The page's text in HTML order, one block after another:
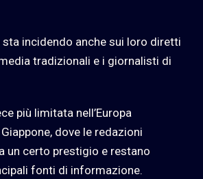
incidendo anche sui loro diretti
tradizionali e i giornalisti di
più limitata nell’Europa
dove le redazioni
un certo prestigio e restano
fonti di informazione.